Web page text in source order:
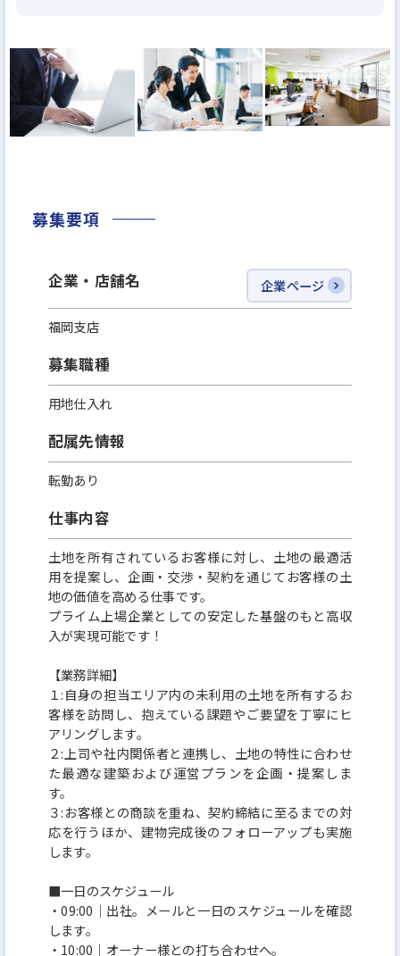
広い業務知識を習得頂ける、エキサイティングな環
境です。
常に挑戦心溢れる若手が多い風土であり ワークライ
募集要項
企業・店舗名 企業ページ
福岡支店
募集職種
用地仕入れ
配属先情報
転勤あり
仕事内容
土地を所有されているお客様に対し、土地の最適活
用を提案し、企画・交渉・契約を通じてお客様の土
地の価値を高める仕事です。
プライム上場企業としての安定した基盤のもと高収
入が実現可能です！
【業務詳細】
１:自身の担当エリア内の未利用の土地を所有するお
客様を訪問し、抱えている課題やご要望を丁寧にヒ
アリングします。
２:上司や社内関係者と連携し、土地の特性に合わせ
た最適な建築および運営プランを企画・提案しま
す。
３:お客様との商談を重ね、契約締結に至るまでの対
応を行うほか、建物完成後のフォローアップも実施
します。
■一日のスケジュール
・09:00│出社。メールと一日のスケジュールを確認
します。
・10:00│オーナー様との打ち合わせへ。